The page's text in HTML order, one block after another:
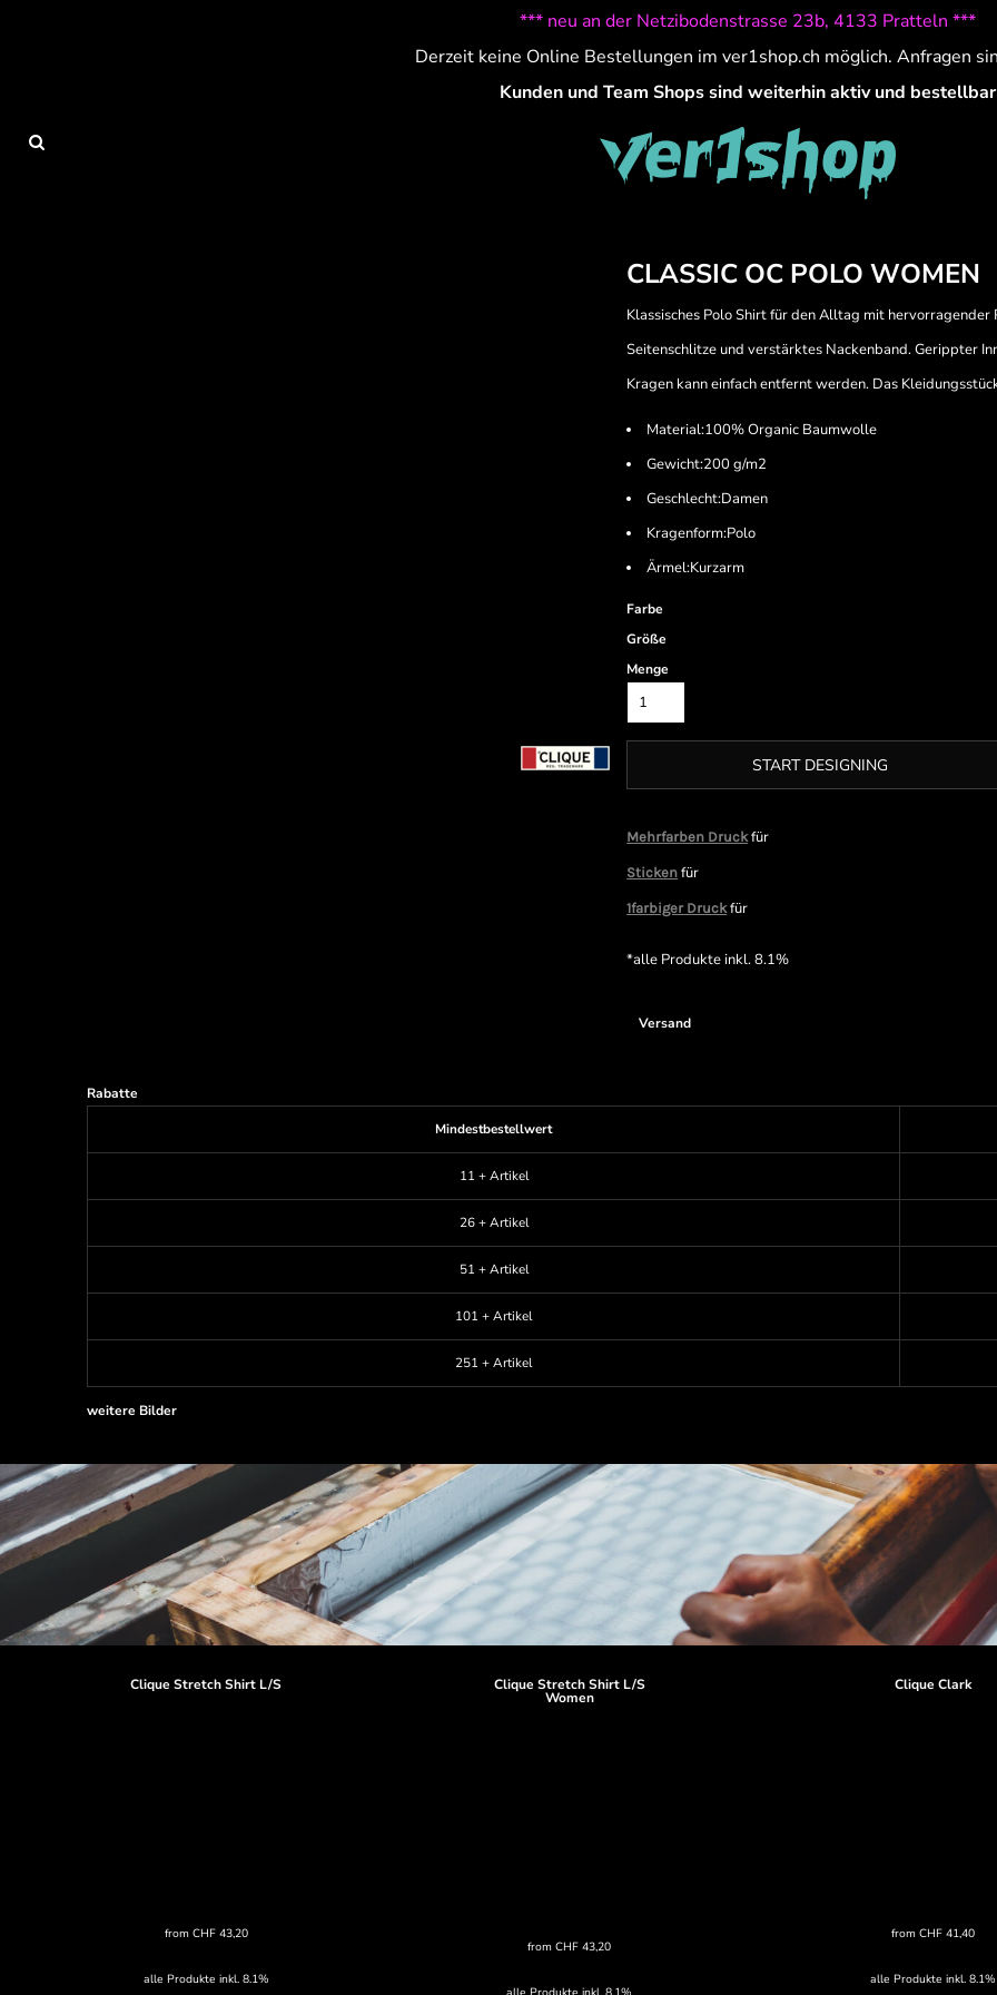
*** neu an der Netzibodenstrasse 23b, 4133 Pratteln ***
Derzeit keine Online Bestellungen im ver1shop.ch möglich. Anfragen
Kunden und Team Shops sind weiterhin aktiv und bestellbar
CLASSIC OC POLO WOMEN
Klassisches Polo Shirt für den Alltag mit
Seitenschlitze und verstärktes Nackenband. Gerippter
Kragen kann einfach entfernt werden. Das
Material:100% Organic Baumwolle
Gewicht:200 g/m2
Geschlecht:Damen
Kragenform:Polo
Ärmel:Kurzarm
Farbe
Größe
Menge
START DESIGNING
Mehrfarben Druckfür
Sticken für
1farbiger Druckfür
*alle Produkte inkl. 8.1%
Versand
Rabatte
Mindestbestellwert
11 + Artikel
26 + Artikel
51 + Artikel
101 + Artikel
251 + Artikel
weitere Bilder
Clique Stretch Shirt L/S
from CHF43,20
alle Produkte inkl. 8.1%
Clique Stretch Shirt L/S
Women
fromCHF 43,20
Clique Clark
from CHF41,40
alle Produkte inkl. 8.1%
Currency: